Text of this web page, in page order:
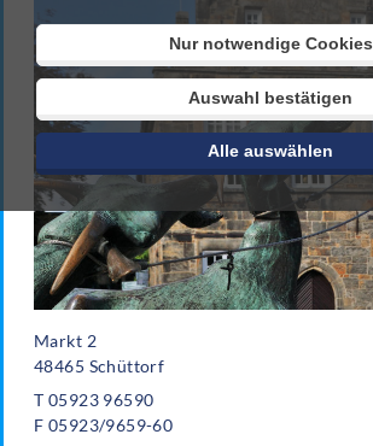
Markt 2
48465 Schüttorf
T 05923 96590
F 05923/9659-60
Nur notwendige Cookies
Auswahl bestätigen
Alle auswählen